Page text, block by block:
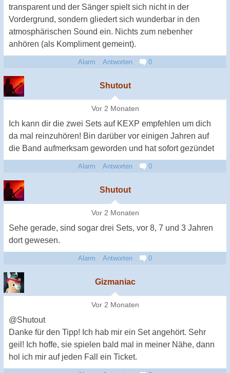
transparent und der Sänger spielt sich nicht in der
Vordergrund, sondern gliedert sich wunderbar in den
atmosphärischen Sound ein. Nichts zum nebenher
anhören (als Kompliment gemeint).
Alarm Antworten 0
Shutout
Vor 2 Monaten
Ich kann dir die zwei Sets auf KEXP empfehlen um dich
da mal reinzuhören! Bin darüber vor einigen Jahren auf
die Band aufmerksam geworden und hat sofort gezündet
Alarm Antworten 0
Shutout
Vor 2 Monaten
Sehe gerade, sind sogar drei Sets, vor 8, 7 und 3 Jahren
dort gewesen.
Alarm Antworten 0
Gizmaniac
Vor 2 Monaten
@Shutout
Danke für den Tipp! Ich hab mir ein Set angehört. Sehr
geil! Ich hoffe, sie spielen bald mal in meiner Nähe, dann
hol ich mir auf jeden Fall ein Ticket.